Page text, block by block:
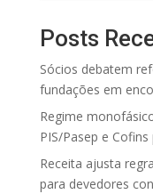
Posts
Sócios debatem
fundações em
Regime
PIS/Pasep e
Receita ajusta
para devedores